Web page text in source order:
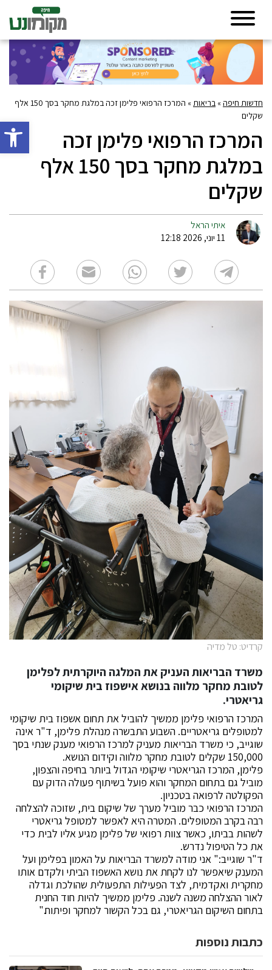
פתח
חדשות חיפה» בריאות»
המרכז הרפואי פלימן זכה במלגת מחקר בסך 150 אלף
שקלים
המרכז הרפואי פלימן זכה
במלגת מחקר בסך 150 אלף
שקלים
איתי הראל
11 יוני, 2026 12:18
קרדיט: טל מדיה
משרד הבריאות העניק את המלגה היוקרתית לפלימן
לטובת מחקר מלווה בנושא אישפוז בית שיקומי
גריאטרי.
המרכז הרפואי פלימן ממשיך להוביל את תחום אשפוז בית שיקומי
למטופלים גריאטריים. השבוע התבשרה מנהלת פלימן, ד"ר אינה
שוגייב, כי משרד הבריאות מעניק למרכז הרפואי מענק שנתי בסך
150,000 שקלים לטובת מחקר מלווה וקידום הנושא.
פלימן, המרכז הגריאטרי שיקומי הגדול ביותר בחיפה והצפון,
מוביל גם בתחום המחקר והוא פועל בשיתוף פעולה הדוק עם
הפקולטה לרפואה בטכניון.
המרכז הרפואי כבר מוביל מערך של שיקום בית, שזוכה להצלחה
רבה בקרב המטופלים. המטרה היא לאפשר למטופל גריאטרי
לשהות בביתו, כאשר צוות רפואי של פלימן מגיע אליו לבית כדי
את כל הטיפול נדרש.
ד"ר שוגייב:" אני מודה למשרד הבריאות על האמון בפלימן ועל
המענק שיאפשר לנו לקחת את נושא האשפוז הביתי ולקדם אותו
מחקרית ואקדמית, לצד הפעילות התפעולית שהולכת וגדלה
לאור ההצלחה משנה לשנה. פלימן ממשיך להיות חוד החנית
בתחום השיקום הגריאטרי, גם בכל הקשור למחקר ופיתוח."
כתבות נוספות